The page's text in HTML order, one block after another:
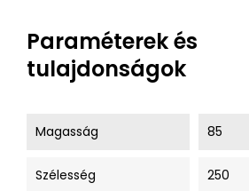
Paraméterek és
tulajdonságok
Magasság 85
Szélesség 250